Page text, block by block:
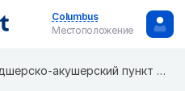
Columbus
Местоположение
Фельдшерско-акушерский пункт с. подхоз ПЧ-45